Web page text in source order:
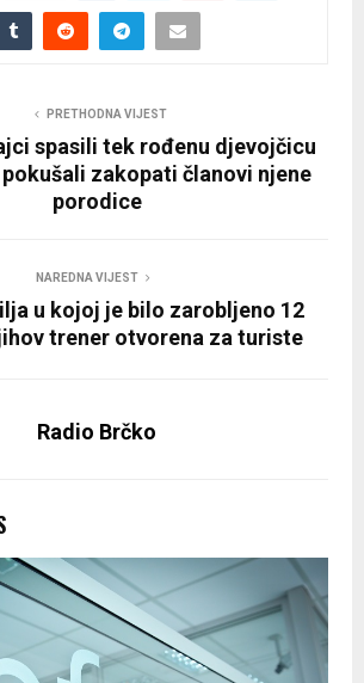
PRETHODNA VIJEST
spasili tek rođenu djevojčicu
zakopati članovi njene
porodice
NAREDNA VIJEST
u kojoj je bilo zarobljeno 12
trener otvorena za turiste
Radio Brčko